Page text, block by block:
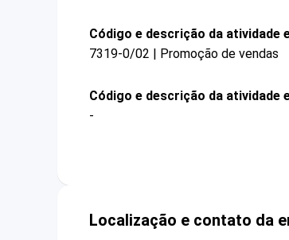
Código e descrição da atividade
7319-0/02 | Promoção de vendas
Código e descrição da atividade
-
Localização e contato da